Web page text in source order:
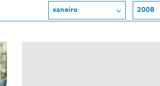
xaneiro 2008